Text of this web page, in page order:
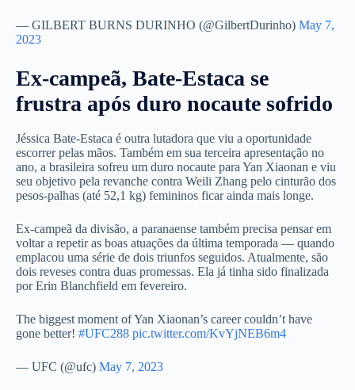
— GILBERT BURNS DURINHO (@GilbertDurinho) May 7,
2023
Ex-campeã, Bate-Estaca se
frustra após duro nocaute sofrido
Jéssica Bate-Estaca é outra lutadora que viu a oportunidade
escorrer pelas mãos. Também em sua terceira apresentação no
ano, a brasileira sofreu um duro nocaute para Yan Xiaonan e viu
seu objetivo pela revanche contra Weili Zhang pelo cinturão dos
pesos-palhas (até 52,1 kg) femininos ficar ainda mais longe.
Ex-campeã da divisão, a paranaense também precisa pensar em
voltar a repetir as boas atuações da última temporada — quando
emplacou uma série de dois triunfos seguidos. Atualmente, são
dois reveses contra duas promessas. Ela já tinha sido finalizada
por Erin Blanchfield em fevereiro.
The biggest moment of Yan Xiaonan’s career couldn’t have
gone better! #UFC288 pic.twitter.com/KvYjNEB6m4
— UFC (@ufc) May 7, 2023